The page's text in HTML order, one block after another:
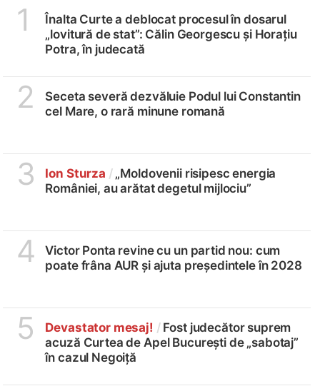
1
Înalta Curte a deblocat procesul în dosarul
„lovitură de stat”: Călin Georgescu și Horațiu
Potra, în judecată
2
Seceta severă dezvăluie Podul lui Constantin
cel Mare, o rară minune romană
3 Ion Sturza /„Moldovenii risipesc energia
României, au arătat degetul mijlociu”
4
Victor Ponta revine cu un partid nou: cum
poate frâna AUR și ajuta președintele în 2028
5 Devastator mesaj! / Fost judecător suprem
acuză Curtea de Apel București de „sabotaj”
în cazul Negoiță